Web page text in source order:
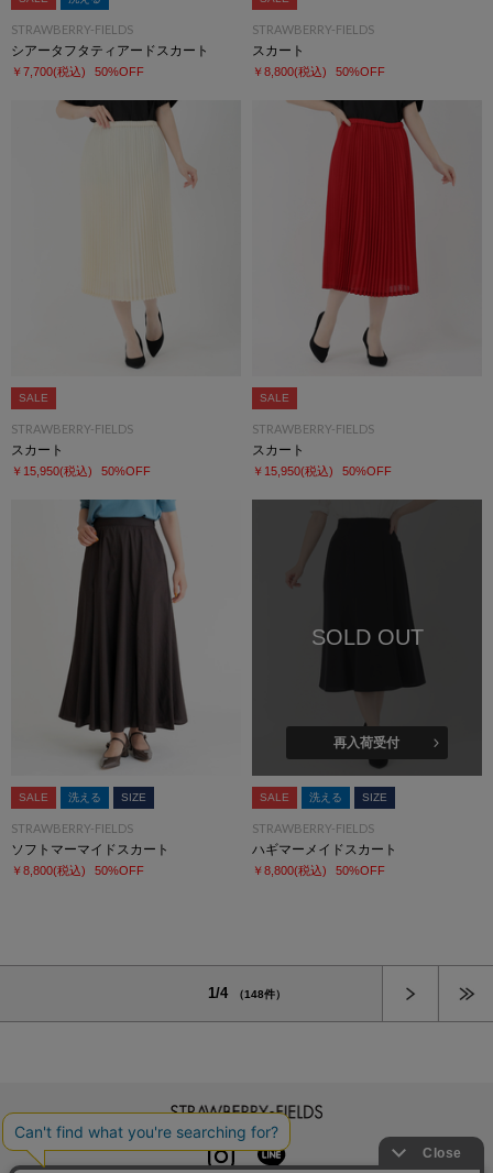
STRAWBERRY-FIELDS
シアータフタティアードスカート
￥7,700(税込) 50%OFF
STRAWBERRY-FIELDS
スカート
￥8,800(税込) 50%OFF
SALE
STRAWBERRY-FIELDS
スカート
￥15,950(税込) 50%OFF
SALE
STRAWBERRY-FIELDS
スカート
￥15,950(税込) 50%OFF
SALE 洗える SIZE
STRAWBERRY-FIELDS
ソフトマーマイドスカート
￥8,800(税込) 50%OFF
SOLD OUT
再入荷受付
SALE 洗える SIZE
STRAWBERRY-FIELDS
ハギマーメイドスカート
￥8,800(税込) 50%OFF
1/4 （148件）
INSTAGRAM
LINE